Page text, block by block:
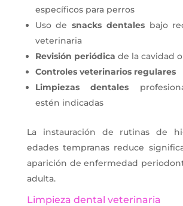
específicos para perros
Uso desnacks dentalesbajo
veterinaria
Revisión periódica de la cavidad
Controles veterinarios regulares
Limpiezas dentales
estén indicadas
La instauración de rutinas de
edades tempranas reduce
aparición de enfermedad
adulta.
Limpieza dental veterinaria